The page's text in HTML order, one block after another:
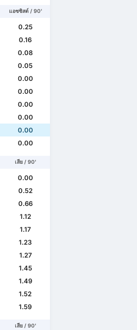
แอซซิสต์ / 90'
0.25
0.16
0.08
0.05
0.00
0.00
0.00
0.00
0.00
0.00
เสีย / 90'
0.00
0.52
0.66
1.12
1.17
1.23
1.27
1.45
1.49
1.52
1.59
เสีย / 90'